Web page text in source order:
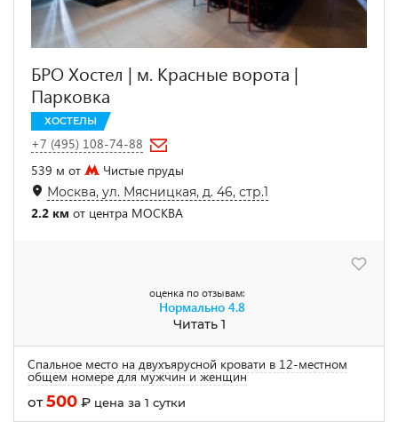
БРО Хостел | м. Красные ворота |
Парковка
ХОСТЕЛЫ
+7 (495) 108-74-88
539 м от
Чистые пруды
Москва, ул. Мясницкая, д. 46, стр.1
2.2 км от центра МОСКВА
оценка по отзывам:
Нормально 4.8
Читать 1
Спальное место на двухъярусной кровати в 12-местном
общем номере для мужчин и женщин
от500 ₽ цена за 1 сутки